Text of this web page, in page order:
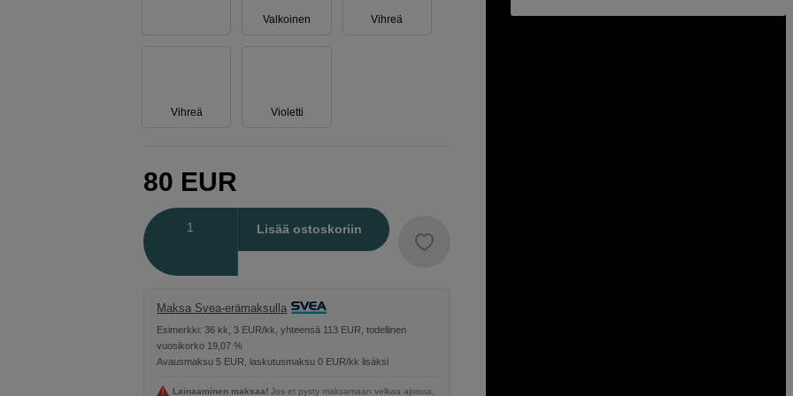
Valkoinen Vihreä
Vihreä Violetti
80 EUR
Lisää ostoskoriin
Maksa Svea-erämaksulla
Esimerkki: 36 kk, 3 EUR/kk, yhteensä 113 EUR, todellinen
vuosikorko 19,07 %
Avausmaksu 5 EUR, laskutusmaksu 0 EUR/kk lisäksi
Lainaaminen maksaa! Jos et pysty maksamaan velkaa ajoissa,